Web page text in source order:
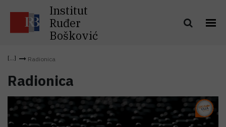
Institut
Ruđer
Bošković
Radionica
Radionica